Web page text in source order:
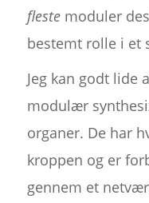
flestemoduler
bestemt rolle i et
Jeg kan godt lide
modulær
organer. De har
kroppen og er
gennem et